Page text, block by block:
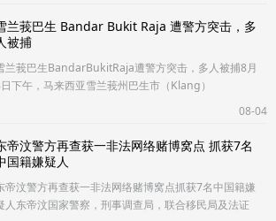
兰莪巴生 Bandar Bukit Raja 遭警方突击，多
被捕
兰莪巴生BandarBukitRaja遭警方突击，多人被捕8月
下午，马来西亚雪兰莪州巴生市（Klang）
08-04
帝汶警方再查获一非法网络赌博窝点 抓获7名
国籍嫌疑人
帝汶警方再查获一非法网络赌博窝点抓获7名中国籍嫌
人东帝汶国家警察，刑事调查局，联合移民局及法证